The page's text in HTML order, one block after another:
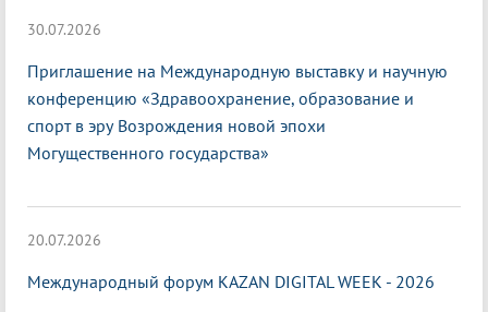
30.07.2026
Приглашение на Международную выставку и научную
конференцию «Здравоохранение, образование и
спорт в эру Возрождения новой эпохи
Могущественного государства»
20.07.2026
Международный форум KAZAN DIGITAL WEEK - 2026